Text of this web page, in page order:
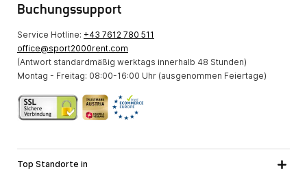
Buchungssupport
Service Hotline: +43 7612 780 511
office@sport2000rent.com
(Antwort standardmäßig werktags innerhalb 48 Stunden)
Montag - Freitag: 08:00-16:00 Uhr (ausgenommen Feiertage)
Top Standorte in